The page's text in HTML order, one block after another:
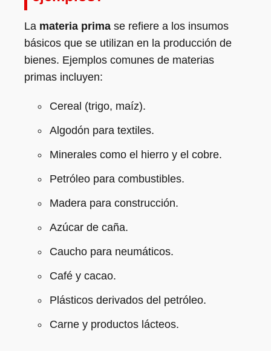
La materia prima se refiere a los insumos
básicos que se utilizan en la producción de
bienes. Ejemplos comunes de materias
primas incluyen:
Cereal (trigo, maíz).
Algodón para textiles.
Minerales como el hierro y el cobre.
Petróleo para combustibles.
Madera para construcción.
Azúcar de caña.
Caucho para neumáticos.
Café y cacao.
Plásticos derivados del petróleo.
Carne y productos lácteos.